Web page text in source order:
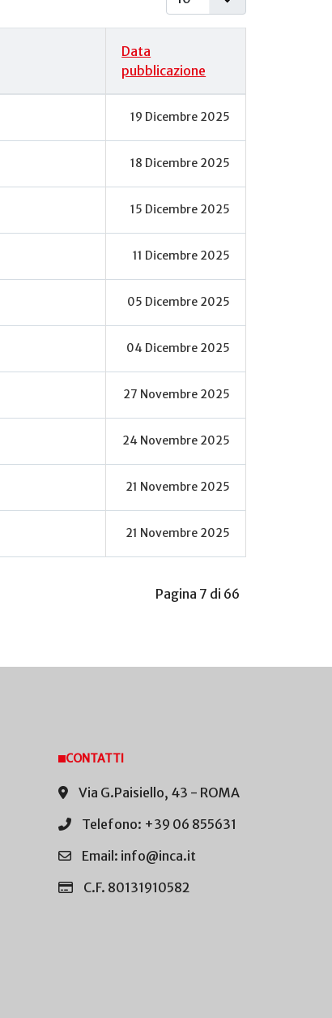
Data
pubblicazione
19 Dicembre 2025
18 Dicembre 2025
15 Dicembre 2025
11 Dicembre 2025
05 Dicembre 2025
04 Dicembre 2025
27 Novembre 2025
24 Novembre 2025
21 Novembre 2025
21 Novembre 2025
Pagina 7 di 66
CONTATTI
Via G.Paisiello, 43 - ROMA
Telefono: +39 06 855631
Email: info@inca.it
C.F. 80131910582